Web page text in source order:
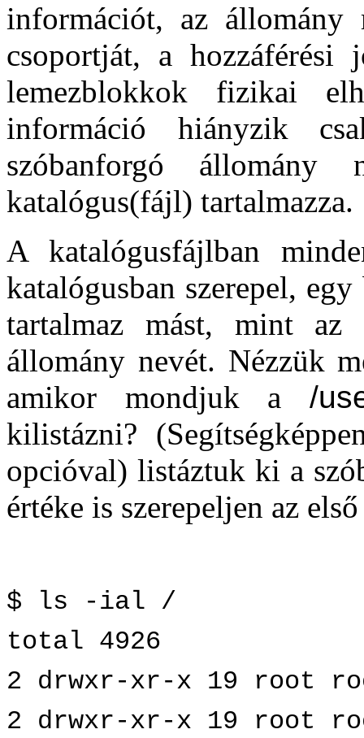
információt, az állomány
csoportját, a
lemezblokkok fizikai
információ hiányzik
szóbanforgó
katalógus(fájl) tartalmazza.
A katalógusfájlban
katalógusban szerepel,
tartalmaz mást, mint az
állomány nevét. Nézzük
amikor mondjuk a /
kilistázni?
opcióval) listáztuk ki a
értéke is szerepeljen az
$ ls -ial /
total 4926
2 drwxr-xr-x 19 root
2 drwxr-xr-x 19 root